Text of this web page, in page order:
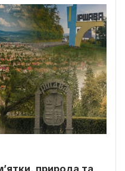
природа та